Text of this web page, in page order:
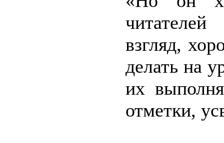
взгляд,
делать на
их
отметки,